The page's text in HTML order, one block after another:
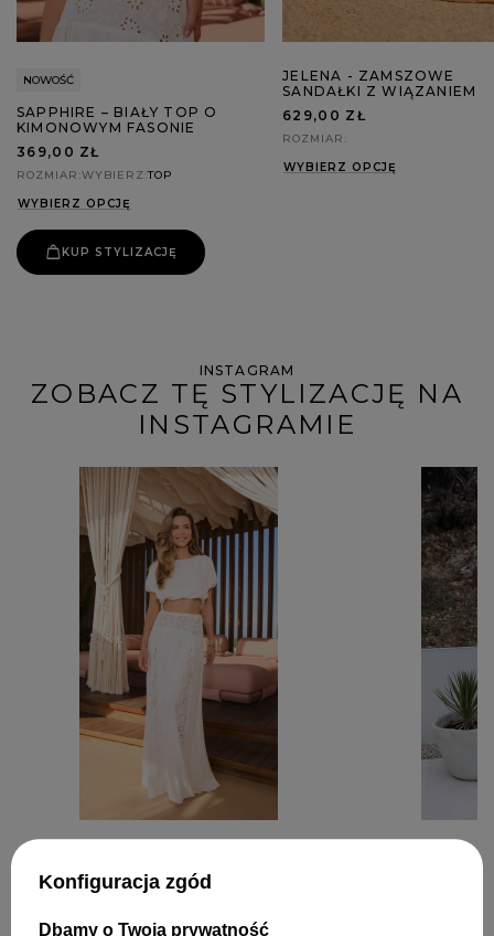
NOWOŚĆ
SAPPHIRE – BIAŁY TOP O
KIMONOWYM FASONIE
369,00 ZŁ
ROZMIAR WYBIERZ TOP
WYBIERZ OPCJĘ
JELENA - ZAMSZOWE
SANDAŁKI Z WIĄZANIEM
629,00 ZŁ
ROZMIAR
WYBIERZ OPCJĘ
KUP STYLIZACJĘ
INSTAGRAM
ZOBACZ TĘ STYLIZACJĘ NA
INSTAGRAMIE
Konfiguracja zgód
Dbamy o Twoją prywatność